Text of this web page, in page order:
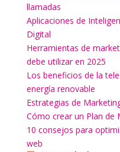
llamadas
Aplicaciones de
Digital
Herramientas de
debe utilizar en 2025
Los beneficios de la
energía renovable
Estrategias de
Cómo crear un Plan de
10 consejos para
web